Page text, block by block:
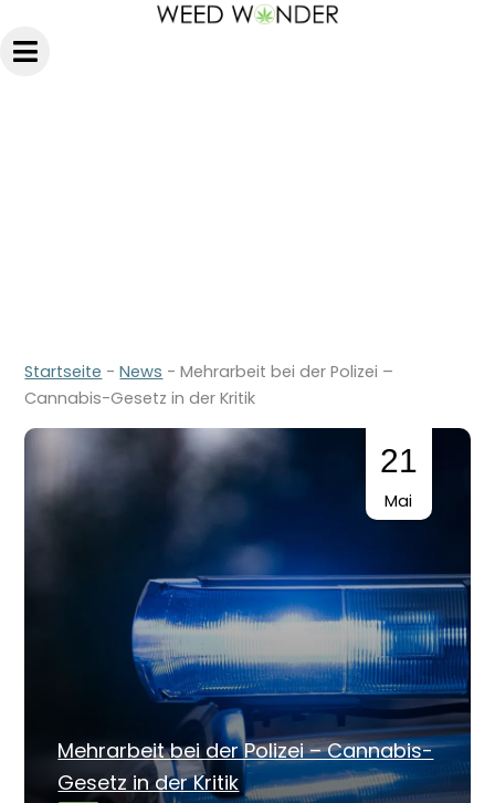
Inhalt
springen
Startseite -News -Mehrarbeit bei der Polizei –
Cannabis-Gesetz in der Kritik
21
Mai
Mehrarbeit bei der Polizei – Cannabis-
Gesetz in der Kritik